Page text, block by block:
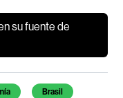
su fuente de
Brasil